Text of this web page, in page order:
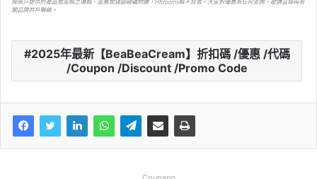
2025年最新【BeaBeaCream】折扣碼 /優惠 /代碼
/Coupon /Discount /Promo Code